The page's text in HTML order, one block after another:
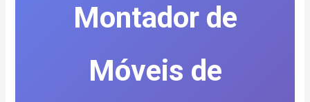
Montador de
Móveis de